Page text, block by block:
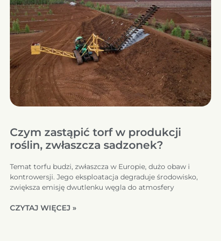
Czym zastąpić torf w produkcji
roślin, zwłaszcza sadzonek?
Temat torfu budzi, zwłaszcza w Europie, dużo obaw i
kontrowersji. Jego eksploatacja degraduje środowisko,
zwiększa emisję dwutlenku węgla do atmosfery
CZYTAJ WIĘCEJ »